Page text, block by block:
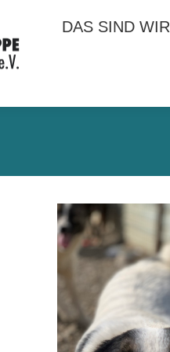
DAS SIND WIR
DAS SIND WIR